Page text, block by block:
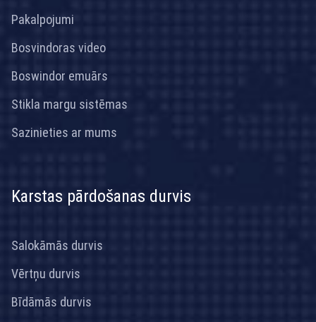
Pakalpojumi
Bosvindoras video
Boswindor emuārs
Stikla margu sistēmas
Sazinieties ar mums
Karstas pārdošanas durvis
Salokāmās durvis
Vērtņu durvis
Bīdāmās durvis